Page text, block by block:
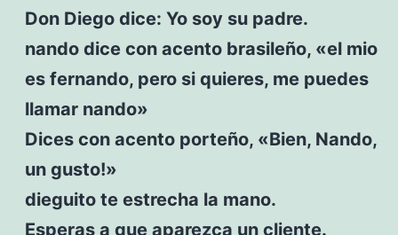
Don Diego dice: Yo soy su padre.
nando dice con acento brasileño, «el mio
es fernando, pero si quieres, me puedes
llamar nando»
Dices con acento porteño, «Bien, Nando,
un gusto!»
dieguito te estrecha la mano.
Esperas a que aparezca un cliente.